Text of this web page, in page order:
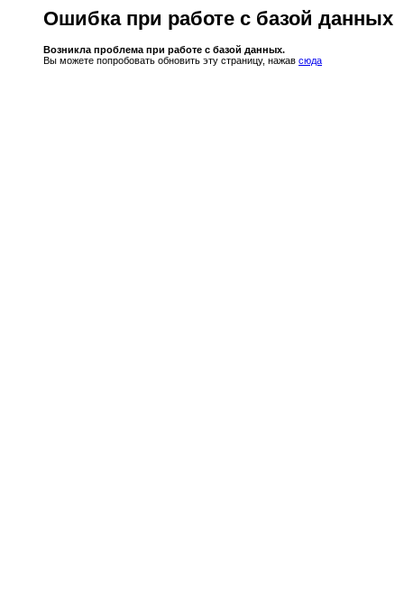
Ошибка при работе с базой данных
Возникла проблема при работе с базой данных.
Вы можете попробовать обновить эту страницу, нажав сюда